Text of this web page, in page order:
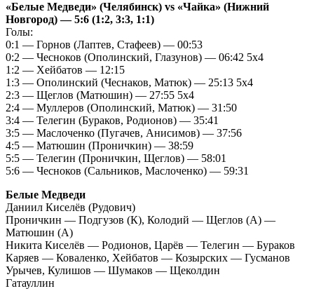
«Белые Медведи» (Челябинск) vs «Чайка» (Нижний
Новгород) — 5:6 (1:2, 3:3, 1:1)
Голы:
0:1 — Горнов (Лаптев, Стафеев) — 00:53
0:2 — Чесноков (Ополинский, Глазунов) — 06:42 5х4
1:2 — Хейбатов — 12:15
1:3 — Ополинский (Чеснаков, Матюк) — 25:13 5х4
2:3 — Щеглов (Матюшин) — 27:55 5х4
2:4 — Муллеров (Ополинский, Матюк) — 31:50
3:4 — Телегин (Бураков, Родионов) — 35:41
3:5 — Маслоченко (Пугачев, Анисимов) — 37:56
4:5 — Матюшин (Проничкин) — 38:59
5:5 — Телегин (Проничкин, Щеглов) — 58:01
5:6 — Чесноков (Сальников, Маслоченко) — 59:31
Белые Медведи
Даниил Киселёв (Рудович)
Проничкин — Подгузов (К), Колодий — Щеглов (А) —
Матюшин (А)
Никита Киселёв — Родионов, Царёв — Телегин — Бураков
Каряев — Коваленко, Хейбатов — Козырских — Гусманов
Урычев, Кулишов — Шумаков — Щеколдин
Гатауллин